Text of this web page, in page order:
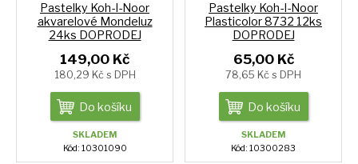
Pastelky Koh-I-Noor
akvarelové Mondeluz
24ks DOPRODEJ
149,00 Kč
180,29 Kč s DPH
Do košíku
SKLADEM
Kód: 10301090
Pastelky Koh-I-Noor
Plasticolor 8732 12ks
DOPRODEJ
65,00 Kč
78,65 Kč s DPH
Do košíku
SKLADEM
Kód: 10300283